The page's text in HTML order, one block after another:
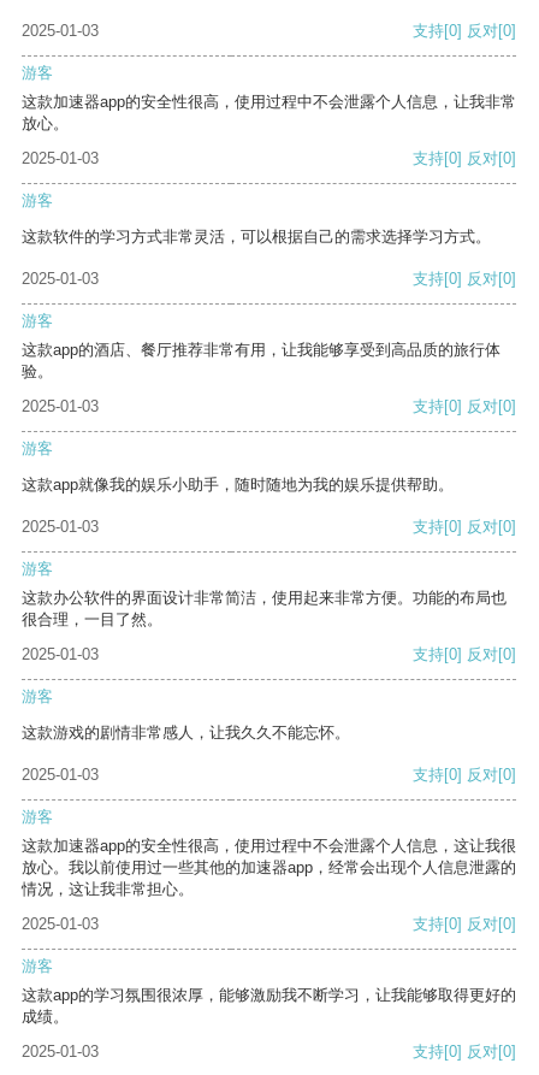
2025-01-03 支持[0] 反对[0]
游客
这款加速器app的安全性很高，使用过程中不会泄露个人信息，让我非常
放心。
2025-01-03
支持[0] 反对[0]
游客
这款软件的学习方式非常灵活，可以根据自己的需求选择学习方式。
2025-01-03 支持[0] 反对[0]
游客
这款app的酒店、餐厅推荐非常有用，让我能够享受到高品质的旅行体
验。
2025-01-03
支持[0] 反对[0]
游客
这款app就像我的娱乐小助手，随时随地为我的娱乐提供帮助。
2025-01-03 支持[0] 反对[0]
游客
这款办公软件的界面设计非常简洁，使用起来非常方便。功能的布局也
很合理，一目了然。
2025-01-03
支持[0] 反对[0]
游客
这款游戏的剧情非常感人，让我久久不能忘怀。
2025-01-03 支持[0] 反对[0]
游客
这款加速器app的安全性很高，使用过程中不会泄露个人信息，这让我很
放心。我以前使用过一些其他的加速器app，经常会出现个人信息泄露的
情况，这让我非常担心。
2025-01-03
支持[0] 反对[0]
游客
这款app的学习氛围很浓厚，能够激励我不断学习，让我能够取得更好的
成绩。
2025-01-03
支持[0] 反对[0]